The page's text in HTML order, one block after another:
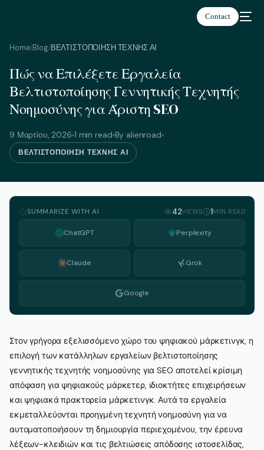
Contact
Home/Blog/ΒΕΛΤΙΣΤΟΠΟΙΗΣΗ ΤΕΧΝΗΣ ΑΙ
Πώς να Επιλέξετε Εργαλεία
Βελτιστοποίησης Γεννητικής Τεχνητής
Νοημοσύνης για Άριστη SEO
9 Μαρτίου, 2026 1 min read By alienroad
ΒΕΛΤΙΣΤΟΠΟΙΗΣΗ ΤΕΧΝΗΣ ΑΙ
SUMMARIZE WITH AI 42VIEWS 1MIN READ
ChatGPT Perplexity
Claude Grok
Google
Στον γρήγορα εξελισσόμενο χώρο του ψηφιακού μάρκετινγκ, η
επιλογή των κατάλληλων εργαλείων βελτιστοποίησης
γεννητικής τεχνητής νοημοσύνης για SEO αποτελεί κρίσιμη
απόφαση για ψηφιακούς μάρκετερ, ιδιοκτήτες επιχειρήσεων
και ψηφιακά πρακτορεία μάρκετινγκ. Αυτά τα εργαλεία
εκμεταλλεύονται προηγμένη τεχνητή νοημοσύνη για να
αυτοματοποιήσουν τη δημιουργία περιεχομένου, την έρευνα
λέξεων-κλειδιών και τις βελτιώσεις απόδοσης ιστοσελίδας,
Ελληνικά